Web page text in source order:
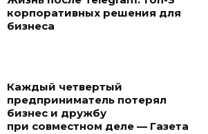
корпоративных решения для
бизнеса
Каждый четвертый
предприниматель потерял
бизнес и дружбу
при совместном деле — Газета